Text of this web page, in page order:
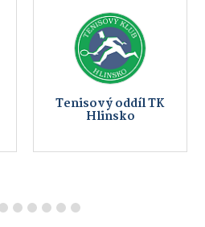
Tenisový oddíl TK
Hlinsko